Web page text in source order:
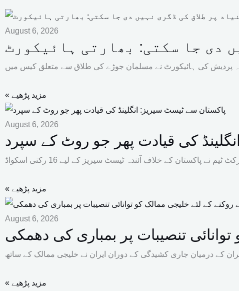
August 6, 2026
دی جا سکتی: بھارتی ہائیکورٹ
« مزید پڑھیے
August 6, 2026
کی قیادت پھر جو روٹ کے سپرد
« مزید پڑھیے
August 6, 2026
تنصیبات پر بمباری کی دھمکی
« مزید پڑھیے